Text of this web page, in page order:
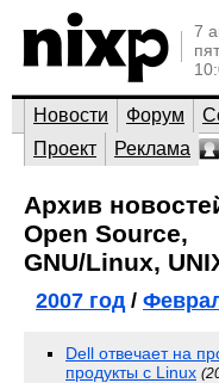
7
Новости Форум
Проект
Реклама
Архив
Open Source,
GNU/Linux,
2007 год/
Dell отвечает на
продукты с Linux